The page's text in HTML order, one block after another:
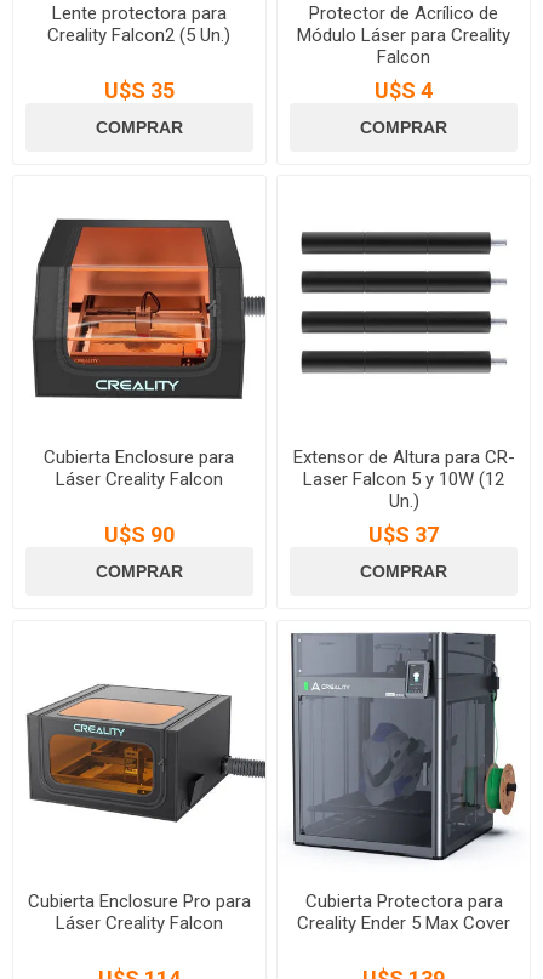
Lente protectora para
Creality Falcon2 (5 Un.)
U$S 35
Protector de Acrílico de
Módulo Láser para Creality
Falcon
U$S 4
Cubierta Enclosure para
Láser Creality Falcon
U$S 90
Extensor de Altura para CR-
Laser Falcon 5 y 10W (12
Un.)
U$S 37
Cubierta Enclosure Pro para
Láser Creality Falcon
Cubierta Protectora para
Creality Ender 5 Max Cover